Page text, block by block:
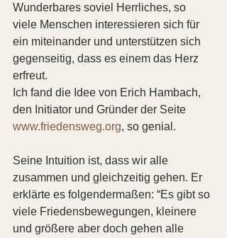
Wunderbares soviel Herrliches, so
viele Menschen interessieren sich für
ein miteinander und unterstützen sich
gegenseitig, dass es einem das Herz
erfreut.
Ich fand die Idee von Erich Hambach,
den Initiator und Gründer der Seite
www.friedensweg.org, so genial.
Seine Intuition ist, dass wir alle
zusammen und gleichzeitig gehen. Er
erklärte es folgendermaßen: “Es gibt so
viele Friedensbewegungen, kleinere
und größere aber doch gehen alle